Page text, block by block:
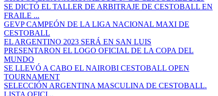
SE DICTÓ EL TALLER DE ARBITRAJE DE CESTOBALL EN
FRAILE ...
GEVP CAMPEÓN DE LA LIGA NACIONAL MAXI DE
CESTOBALL
EL ARGENTINO 2023 SERÁ EN SAN LUIS
PRESENTARON EL LOGO OFICIAL DE LA COPA DEL
MUNDO
SE LLEVÓ A CABO EL NAIROBI CESTOBALL OPEN
TOURNAMENT
SELECCIÓN ARGENTINA MASCULINA DE CESTOBALL.
LISTA OFICI...